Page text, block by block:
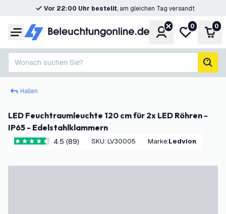
Vor 22:00 Uhr bestellt, am gleichen Tag versandt
Menü KontoMeine
0 0
Wonach suchen Sie?
Hallen
LED Feuchtraumleuchte 120 cm für 2x LED Röhren -
IP65 - Edelstahlklammern
4.5 Bewertungssterne
4.5 (89) SKU: LV30005 Marke: Ledvion